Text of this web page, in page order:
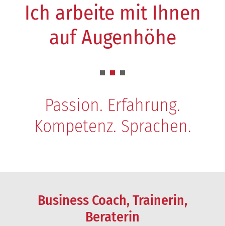
Consulting
Ich arbeite mit Ihnen
auf Augenhöhe
Passion. Erfahrung.
Kompetenz. Sprachen.
Business Coach, Trainerin,
Beraterin